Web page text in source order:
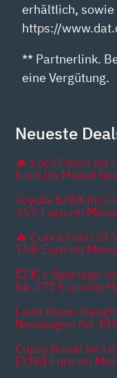
erhältlich,
https://
** Partnerlink.
eine Vergütung.
Neueste
🔥 Ford Puma im
Euro im Monat
Toyota bZ4X im
357 Euro im
🔥 Cupra Leon
158 Euro im
💥 Kia Sportage
für 271 Euro im
Land Rover
Neuwagen für
Cupra Raval im
[316] Euro im